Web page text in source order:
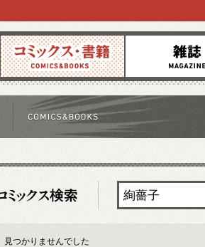
コミックス 雑誌
見つかりませんでした